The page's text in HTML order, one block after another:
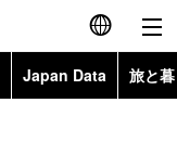
English
Japan Data 旅と